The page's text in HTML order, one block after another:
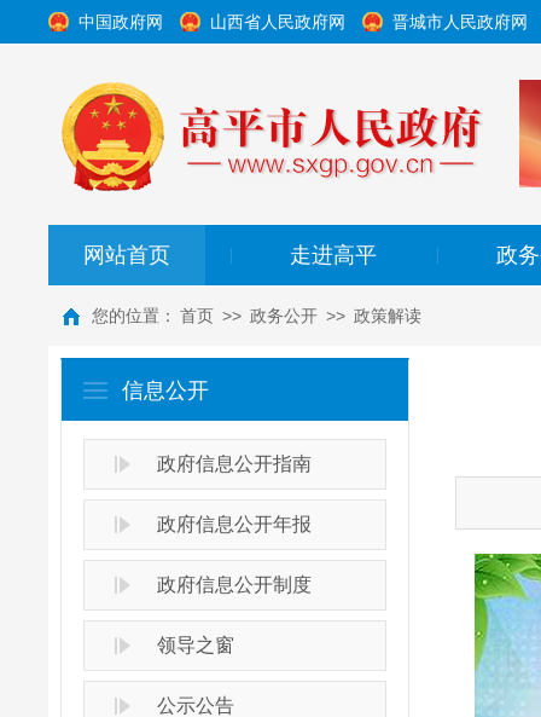
中国政府网 山西省人民政府网 晋城市人民政府网
网站首页 走进高平 政
您的位置： 首页 >> 政务公开 >> 政策解读
信息公开
政府信息公开指南
政府信息公开年报
政府信息公开制度
领导之窗
公示公告